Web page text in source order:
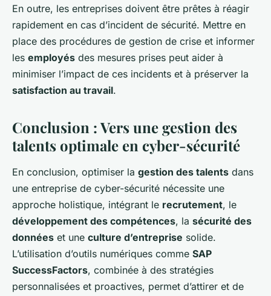
En outre, les entreprises doivent être prêtes à réagir
rapidement en cas d’incident de sécurité. Mettre en
place des procédures de gestion de crise et informer
les employés des mesures prises peut aider à
minimiser l’impact de ces incidents et à préserver la
satisfaction au travail.
Conclusion : Vers une gestion des
talents optimale en cyber-sécurité
En conclusion, optimiser la gestion des talents dans
une entreprise de cyber-sécurité nécessite une
approche holistique, intégrant le recrutement, le
développement des compétences, la sécurité des
données et une culture d’entreprise solide.
L’utilisation d’outils numériques comme SAP
SuccessFactors, combinée à des stratégies
personnalisées et proactives, permet d’attirer et de